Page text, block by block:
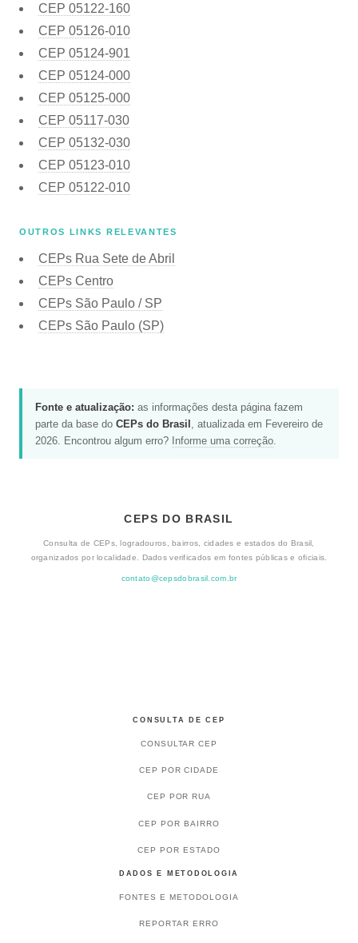
CEP 05122-160
CEP 05126-010
CEP 05124-901
CEP 05124-000
CEP 05125-000
CEP 05117-030
CEP 05132-030
CEP 05123-010
CEP 05122-010
OUTROS LINKS RELEVANTES
CEPs Rua Sete de Abril
CEPs Centro
CEPs São Paulo / SP
CEPs São Paulo (SP)
Fonte e atualização: as informações desta página fazem
parte da base do CEPs do Brasil , atualizada em Fevereiro de
2026. Encontrou algum erro? Informe uma correção
CEPS DO BRASIL
Consulta de CEPs, logradouros, bairros, cidades e estados do Brasil,
organizados por localidade. Dados verificados em fontes públicas e oficiais.
contato@cepsdobrasil.com.br
CONSULTA DE CEP
CONSULTAR CEP
CEP POR CIDADE
CEP POR RUA
CEP POR BAIRRO
CEP POR ESTADO
DADOS E METODOLOGIA
FONTES E METODOLOGIA
REPORTAR ERRO